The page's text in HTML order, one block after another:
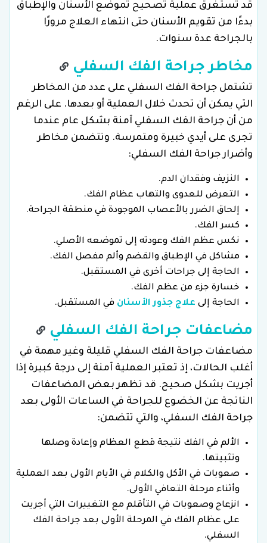
قد تستغرق عملية تصحيح تموضع الأسنان والإطباق
بدءًا من تقويم الأسنان حتى انتهاء العلاج مرورًا
بالجراحة عدة سنوات.
مخاطر جراحة الفك السفلي
تشتمل جراحة الفك السفلي على عدد من المخاطر
التي يمكن أن تحدث خلال العملية أو بعدها. على الرغم
من أن جراحة الفك السفلي آمنة بشكل عام عندما
تجرى على أيدي خبيرة ومتمرسة. وتتضمن مخاطر
وأضرار جراحة الفك السفلي:
النزيف وفقدان الدم.
التعرض للعدوى والتهاب عظام الفك.
إلحاق الضرر بالأعصاب الموجودة في منطقة الجراحة.
كسر الفك.
نكس عظم الفك وعودته إلى تموضعه الأصلي.
مشاكل في الإطباق والقضم وألم مفصل الفك.
الحاجة إلى جراحات أخرى في المستقبل.
خسارة جزء من عظم الفك.
الحاجة إلى علاج جذور الأسنان في المستقبل.
مضاعفات جراحة الفك السفلي
مضاعفات جراحة الفك السفلي قليلة وغير مهمة في
أغلب الحالات، إذ تعتبر العملية آمنة إلى درجة كبيرة إذا
أجريت بشكل صحيح. قد تظهر بعض المضاعفات
الناتجة عن الخضوع للجراحة في الساعات الأولى بعد
جراحة الفك السفلي، والتي تتضمن:
الألم في الفك نتيجة قطع العظام وإعادة وصلها
وتثبيتها.
صعوبات في الأكل والكلام في الأيام الأولى بعد العملية
وأثناء مرحلة التعافي الأولى.
انزعاج وصعوبات في التأقلم مع التغييرات التي أجريت
على عظام الفك في المرحلة الأولى بعد جراحة الفك
السفلي.